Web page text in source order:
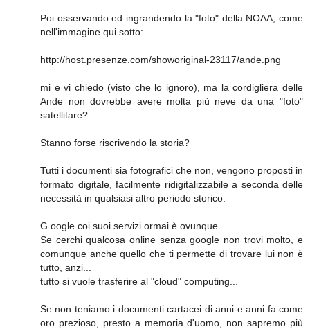
Poi osservando ed ingrandendo la "foto" della NOAA, come
nell'immagine qui sotto:
http://host.presenze.com/showoriginal-23117/ande.png
mi e vi chiedo (visto che lo ignoro), ma la cordigliera delle
Ande non dovrebbe avere molta più neve da una "foto"
satellitare?
Stanno forse riscrivendo la storia?
Tutti i documenti sia fotografici che non, vengono proposti in
formato digitale, facilmente ridigitalizzabile a seconda delle
necessità in qualsiasi altro periodo storico.
G oogle coi suoi servizi ormai è ovunque...
Se cerchi qualcosa online senza google non trovi molto, e
comunque anche quello che ti permette di trovare lui non è
tutto, anzi...
tutto si vuole trasferire al "cloud" computing...
Se non teniamo i documenti cartacei di anni e anni fa come
oro prezioso, presto a memoria d'uomo, non sapremo più